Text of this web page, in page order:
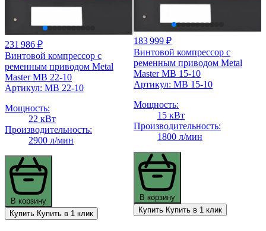
231 986 ₽
Винтовой компрессор с
ременным приводом Metal
Master MB 22-10
Артикул: MB 22-10
Мощность:
22 кВт
Производительность:
2900 л/мин
В корзину
Купить Купить в 1 клик
183 999 ₽
Винтовой компрессор с
ременным приводом Metal
Master MB 15-10
Артикул: MB 15-10
Мощность:
15 кВт
Производительность:
1800 л/мин
В корзину
Купить Купить в 1 клик